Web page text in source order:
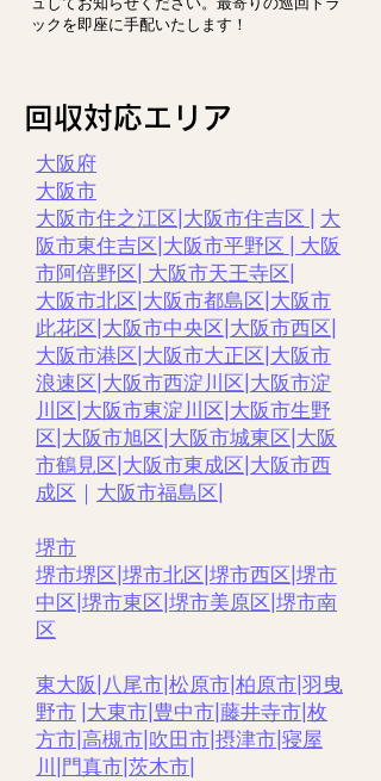
ックを即座に手配いたします！
​回収対応エリア
大阪府
大阪市
大阪市住之江区 大阪市住吉区 |
大
阪市東住吉区 大阪市平野区
大阪
市阿倍野区 大阪市天王寺区
大阪市北区 大阪市都島区 大阪市
此花区 大阪市中央区 大阪市西区
大阪市港区 大阪市大正区 大阪市
浪速区 大阪市西淀川区 大阪市淀
川区 大阪市東淀川区 大阪市生野
区 大阪市旭区 大阪市城東区 大阪
市鶴見区 大阪市東成区 大阪市西
成区 ｜ 大阪市福島区
堺市
堺市堺区 堺市北区 堺市西区 堺市
中区 堺市東区 堺市美原区 堺市南
区
東大阪 八尾市 松原市 柏原市 羽曳
野市 大東市 豊中市 藤井寺市 枚
方市 高槻市 吹田市 摂津市 寝屋
川
門真市 茨木市